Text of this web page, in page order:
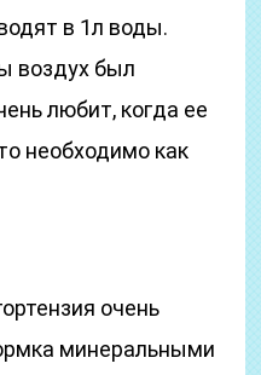
в 1л воды.
воздух был
любит, когда ее
необходимо как
очень
минеральными